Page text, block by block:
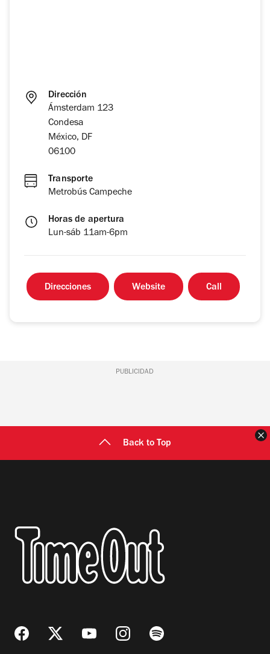
Dirección
Ámsterdam 123
Condesa
México, DF
06100
Transporte
Metrobús Campeche
Horas de apertura
Lun-sáb 11am-6pm
Direcciones Website Call
PUBLICIDAD
Back to Top